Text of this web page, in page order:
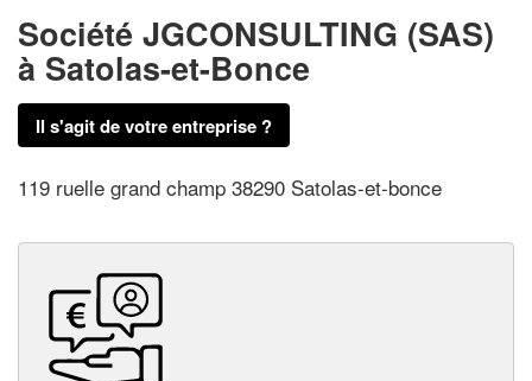
Société JGCONSULTING (SAS)
à Satolas-et-Bonce
Il s'agit de votre entreprise ?
119 ruelle grand champ 38290 Satolas-et-bonce